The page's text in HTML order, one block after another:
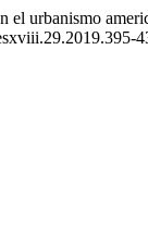
el urbanismo